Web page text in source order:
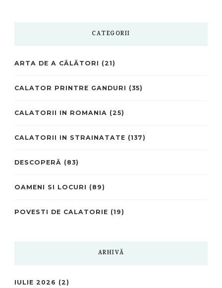
CATEGORII
ARTA DE A CĂLĂTORI (21)
CALATOR PRINTRE GANDURI (35)
CALATORII IN ROMANIA (25)
CALATORII IN STRAINATATE (137)
DESCOPERĂ (83)
OAMENI SI LOCURI (89)
POVESTI DE CALATORIE (19)
ARHIVĂ
IULIE 2026 (2)